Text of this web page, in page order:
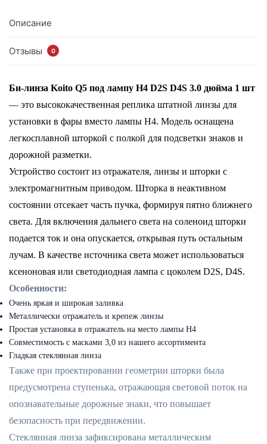
Описание
Отзывы 0
Би-линза Koito Q5 под лампу H4 D2S D4S 3.0 дюйма 1 шт
— это высококачественная реплика штатной линзы для
установки в фары вместо лампы H4. Модель оснащена
легкосплавной шторкой с полкой для подсветки знаков и
дорожной разметки.
Устройство состоит из отражателя, линзы и шторки с
электромагнитным приводом. Шторка в неактивном
состоянии отсекает часть пучка, формируя пятно ближнего
света. Для включения дальнего света на соленоид шторки
подается ток и она опускается, открывая путь остальным
лучам. В качестве источника света может использоваться
ксеноновая или светодиодная лампа с цоколем D2S, D4S.
Особенности:
Очень яркая и широкая заливка
Металлически отражатель и крепеж линзы
Простая установка в отражатель на место лампы H4
Совместимость с масками 3,0 из нашего ассортимента
Гладкая стеклянная линза
Также при проектировании геометрии шторки была
предусмотрена ступенька, отражающая световой поток на
опознавательные дорожные знаки, что повышает
безопасность при передвижении.
Стеклянная линза зафиксирована металлическим